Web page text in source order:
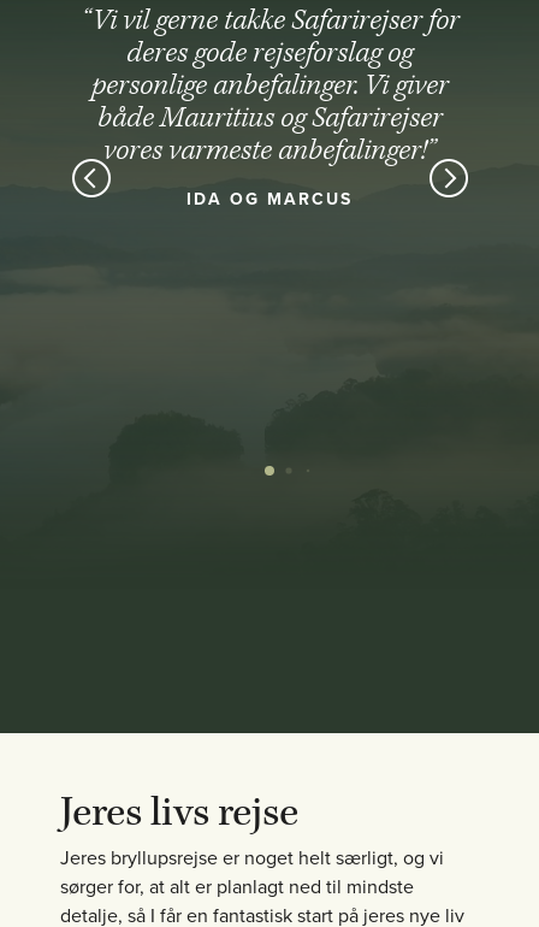
“Vi vil gerne takke Safarirejser for
deres gode rejseforslag og
personlige anbefalinger. Vi giver
både Mauritius og Safarirejser
vores varmeste anbefalinger!”
IDA OG MARCUS
Jeres livs rejse
Jeres bryllupsrejse er noget helt særligt, og vi
sørger for, at alt er planlagt ned til mindste
detalje, så I får en fantastisk start på jeres nye liv